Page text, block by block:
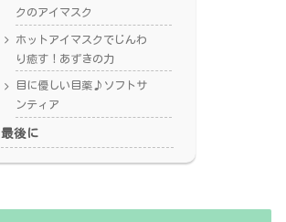
クのアイマスク
ホットアイマスクでじんわ
り癒す！あずきの力
目に優しい目薬♪ソフトサ
ンティア
最後に